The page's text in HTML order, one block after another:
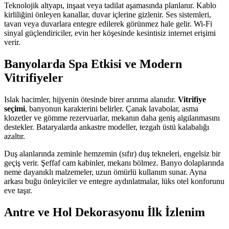
Teknolojik altyapı, inşaat veya tadilat aşamasında planlanır. Kablo
kirliliğini önleyen kanallar, duvar içlerine gizlenir. Ses sistemleri,
tavan veya duvarlara entegre edilerek görünmez hale gelir. Wi-Fi
sinyal güçlendiriciler, evin her köşesinde kesintisiz internet erişimi
verir.
Banyolarda Spa Etkisi ve Modern
Vitrifiyeler
Islak hacimler, hijyenin ötesinde birer arınma alanıdır. Vitrifiye
seçimi, banyonun karakterini belirler. Çanak lavabolar, asma
klozetler ve gömme rezervuarlar, mekanın daha geniş algılanmasını
destekler. Bataryalarda ankastre modeller, tezgah üstü kalabalığı
azaltır.
Duş alanlarında zeminle hemzemin (sıfır) duş tekneleri, engelsiz bir
geçiş verir. Şeffaf cam kabinler, mekanı bölmez. Banyo dolaplarında
neme dayanıklı malzemeler, uzun ömürlü kullanım sunar. Ayna
arkası buğu önleyiciler ve entegre aydınlatmalar, lüks otel konforunu
eve taşır.
Antre ve Hol Dekorasyonu İlk İzlenim